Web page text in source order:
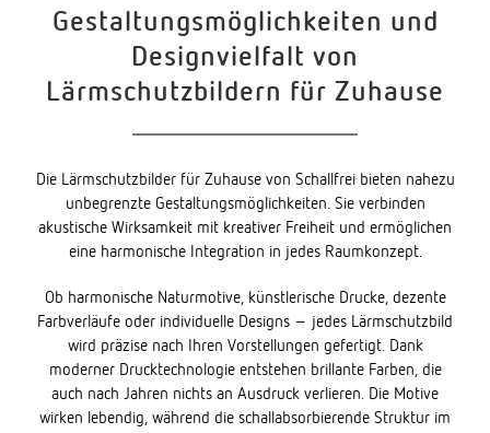
Gestaltungsmöglichkeiten und
Designvielfalt von
Lärmschutzbildern für Zuhause
Die Lärmschutzbilder für Zuhause von Schallfrei bieten nahezu
unbegrenzte Gestaltungsmöglichkeiten. Sie verbinden
akustische Wirksamkeit mit kreativer Freiheit und ermöglichen
eine harmonische Integration in jedes Raumkonzept.
Ob harmonische Naturmotive, künstlerische Drucke, dezente
Farbverläufe oder individuelle Designs – jedes Lärmschutzbild
wird präzise nach Ihren Vorstellungen gefertigt. Dank
moderner Drucktechnologie entstehen brillante Farben, die
auch nach Jahren nichts an Ausdruck verlieren. Die Motive
wirken lebendig, während die schallabsorbierende Struktur im